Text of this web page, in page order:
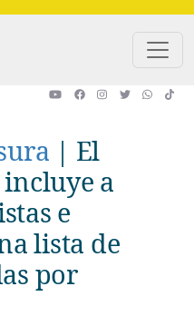
| El
a
e
lista de
por